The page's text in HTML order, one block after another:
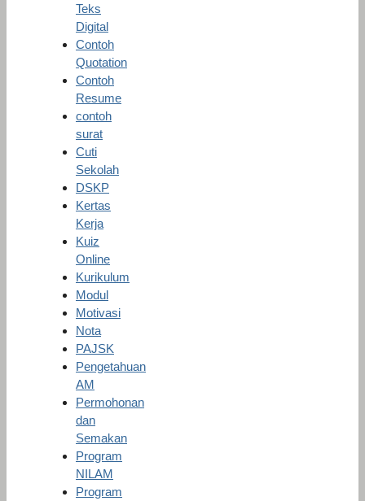
Teks
Digital
Contoh
Quotation
Contoh
Resume
contoh
surat
Cuti
Sekolah
DSKP
Kertas
Kerja
Kuiz
Online
Kurikulum
Modul
Motivasi
Nota
PAJSK
Pengetahuan
AM
Permohonan
dan
Semakan
Program
NILAM
Program